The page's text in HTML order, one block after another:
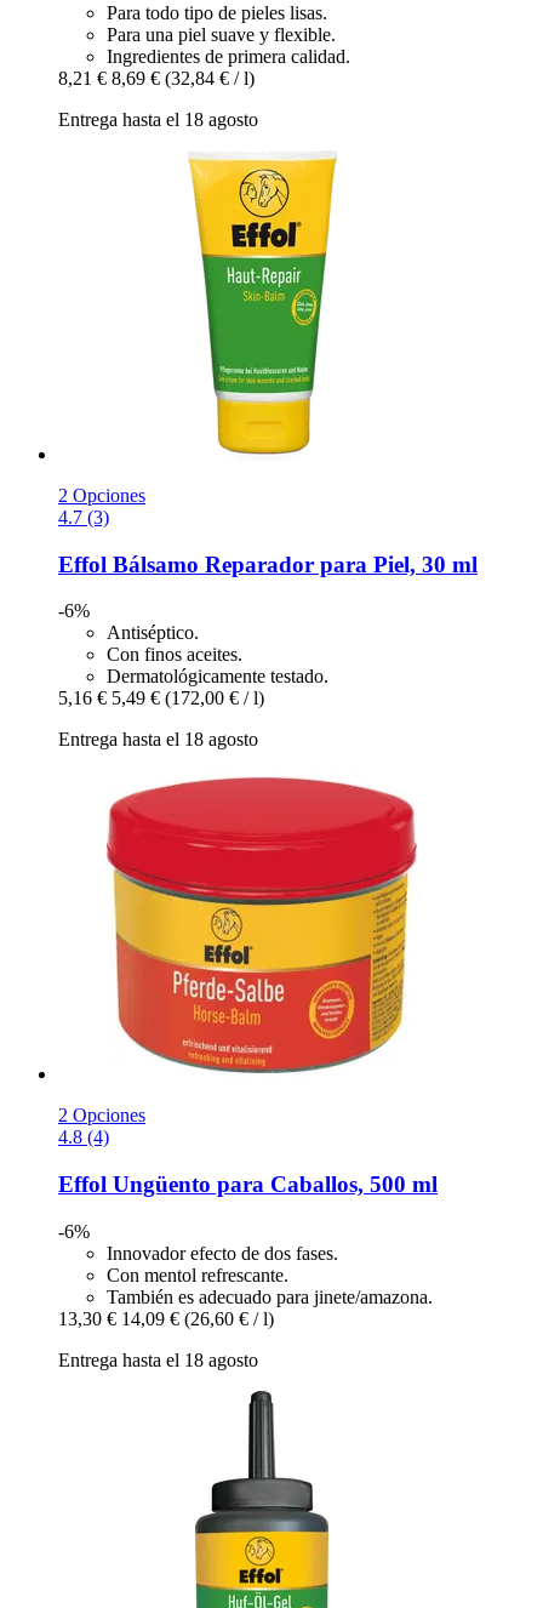
Para todo tipo de pieles lisas.
Para una piel suave y flexible.
Ingredientes de primera calidad.
8,21 € 8,69 € (32,84 € / l)
Entrega hasta el 18 agosto
2 Opciones
4.7 (3)
Effol Bálsamo Reparador para Piel, 30 ml
-6%
Antiséptico.
Con finos aceites.
Dermatológicamente testado.
5,16 € 5,49 € (172,00 € / l)
Entrega hasta el 18 agosto
2 Opciones
4.8 (4)
Effol Ungüento para Caballos, 500 ml
-6%
Innovador efecto de dos fases.
Con mentol refrescante.
También es adecuado para jinete/amazona.
13,30 € 14,09 € (26,60 € / l)
Entrega hasta el 18 agosto